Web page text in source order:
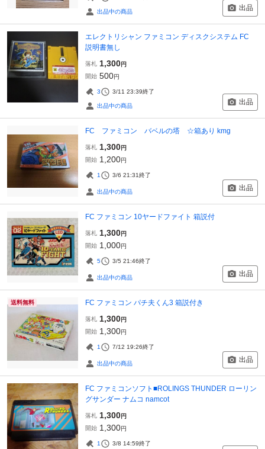
出品中の商品 出品
エレクトリシャン ファミコン ディスクシステム FC
説明書無し
落札 1,300円
開始 500円
3 3/11 23:39終了
出品中の商品 出品
FC ファミコン バベルの塔 ☆箱あり kmg
落札 1,300円
開始 1,200円
1 3/6 21:31終了
出品中の商品 出品
FC ファミコン 10ヤードファイト 箱説付
落札 1,300円
開始 1,000円
5 3/5 21:46終了
出品中の商品 出品
送料無料 FC ファミコン パチ夫くん3 箱説付き
落札 1,300円
開始 1,300円
1 7/12 19:26終了
出品中の商品 出品
FC ファミコンソフト■ROLINGS THUNDER ローリン
グサンダー ナムコ namcot
落札 1,300円
開始 1,300円
1 3/8 14:59終了